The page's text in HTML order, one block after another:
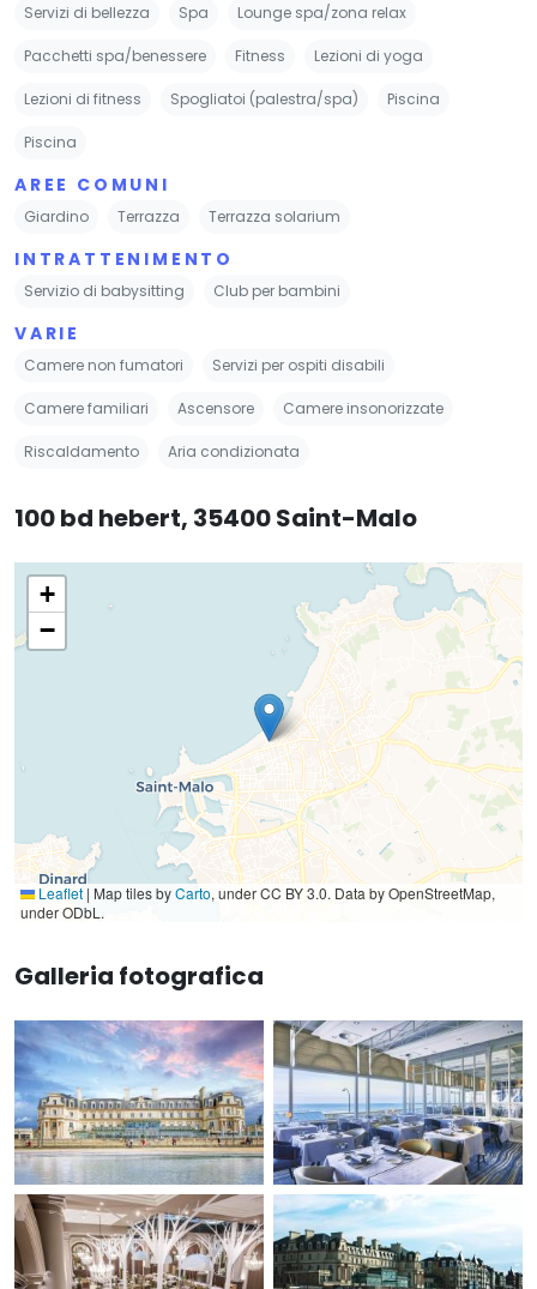
Servizi di bellezza Spa Lounge spa/zona relax
Pacchetti spa/benessere Fitness Lezioni di yoga
Lezioni di fitness Spogliatoi (palestra/spa) Piscina
Piscina
AREE COMUNI
Giardino Terrazza Terrazza solarium
INTRATTENIMENTO
Servizio di babysitting Club per bambini
VARIE
Camere non fumatori Servizi per ospiti disabili
Camere familiari Ascensore Camere insonorizzate
Riscaldamento Aria condizionata
100 bd hebert, 35400 Saint-Malo
+
−
Leaflet | Map tiles byCarto, under CC BY 3.0. Data by OpenStreetMap,
under ODbL.
Galleria fotografica